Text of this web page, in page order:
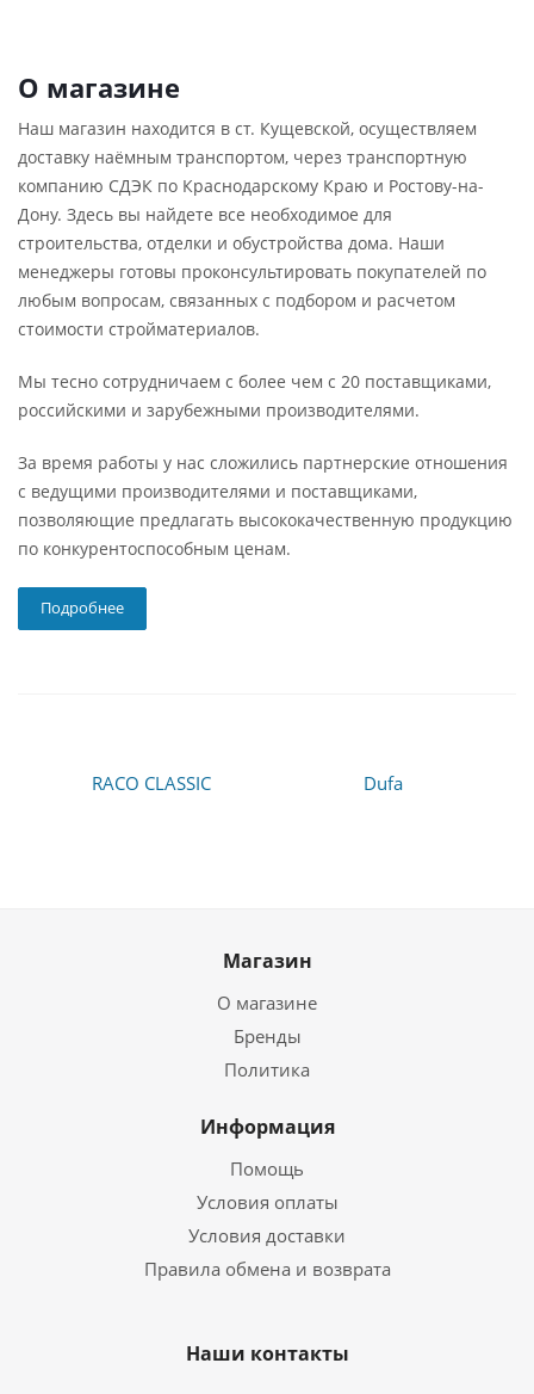
О магазине
Наш магазин находится в ст. Кущевской, осуществляем
доставку наёмным транспортом, через транспортную
компанию СДЭК по Краснодарскому Краю и Ростову-на-
Дону. Здесь вы найдете все необходимое для
строительства, отделки и обустройства дома. Наши
менеджеры готовы проконсультировать покупателей по
любым вопросам, связанных с подбором и расчетом
стоимости стройматериалов.
Мы тесно сотрудничаем с более чем с 20 поставщиками,
российскими и зарубежными производителями.
За время работы у нас сложились партнерские отношения
с ведущими производителями и поставщиками,
позволяющие предлагать высококачественную продукцию
по конкурентоспособным ценам.
Подробнее
RACO CLASSIC Dufa
Магазин
О магазине
Бренды
Политика
Информация
Помощь
Условия оплаты
Условия доставки
Правила обмена и возврата
Наши контакты